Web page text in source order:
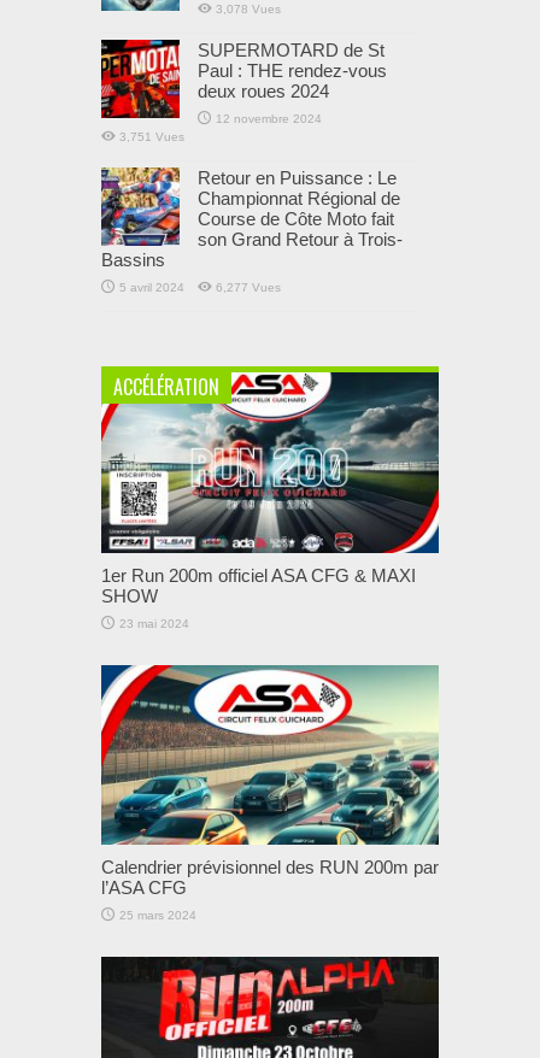
3,078 Vues
SUPERMOTARD de St
Paul : THE rendez-vous
deux roues 2024
12 novembre 2024
3,751 Vues
Retour en Puissance : Le
Championnat Régional de
Course de Côte Moto fait
son Grand Retour à Trois-
Bassins
5 avril 2024 6,277 Vues
ACCÉLÉRATION
1er Run 200m officiel ASA CFG & MAXI
SHOW
23 mai 2024
Calendrier prévisionnel des RUN 200m par
l’ASA CFG
25 mars 2024